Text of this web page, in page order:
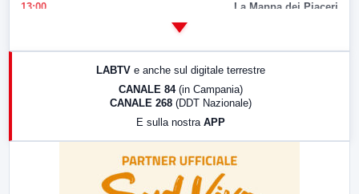
13:00 La Mappa dei Piaceri
LABTV e anche sul digitale terrestre
CANALE 84 (in Campania)
CANALE 268 (DDT Nazionale)
E sulla nostra APP